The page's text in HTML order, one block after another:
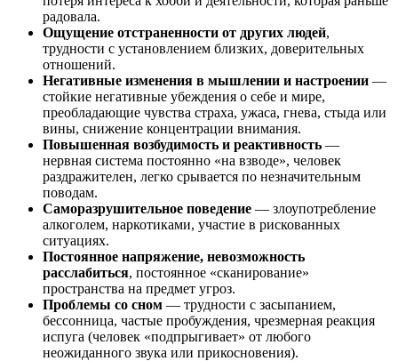
радовала.
Ощущение отстраненности от других людей,
трудности с установлением близких, доверительных
отношений.
Негативные изменения в мышлении и настроении —
стойкие негативные убеждения о себе и мире,
преобладающие чувства страха, ужаса, гнева, стыда или
вины, снижение концентрации внимания.
Повышенная возбудимость и реактивность —
нервная система постоянно «на взводе», человек
раздражителен, легко срывается по незначительным
поводам.
Саморазрушительное поведение — злоупотребление
алкоголем, наркотиками, участие в рискованных
ситуациях.
Постоянное напряжение, невозможность
расслабиться, постоянное «сканирование»
пространства на предмет угроз.
Проблемы со сном — трудности с засыпанием,
бессонница, частые пробуждения, чрезмерная реакция
испуга (человек «подпрыгивает» от любого
неожиданного звука или прикосновения).